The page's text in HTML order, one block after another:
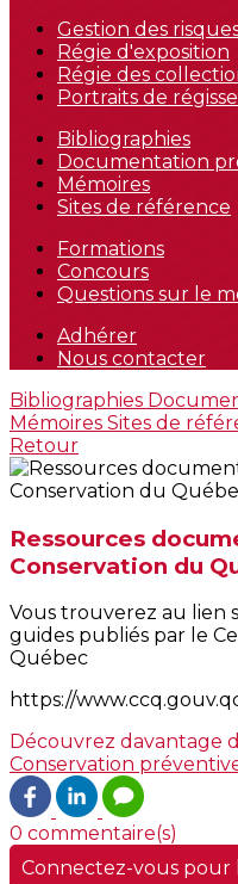
Gestion des
Régie d'exposition
Régie des
Portraits de
Bibliographies
Documentation
Mémoires
Sites de référence
Formations
Concours
Questions sur le
Adhérer
Nous contacter
Bibliographies
Mémoires Sites de
Retour
Ressources
Conservation du
Vous trouverez au lien
guides publiés par le
Québec
https://
Découvrez davantage
Conservation
0 commentaire(s)
Connectez-vous pour